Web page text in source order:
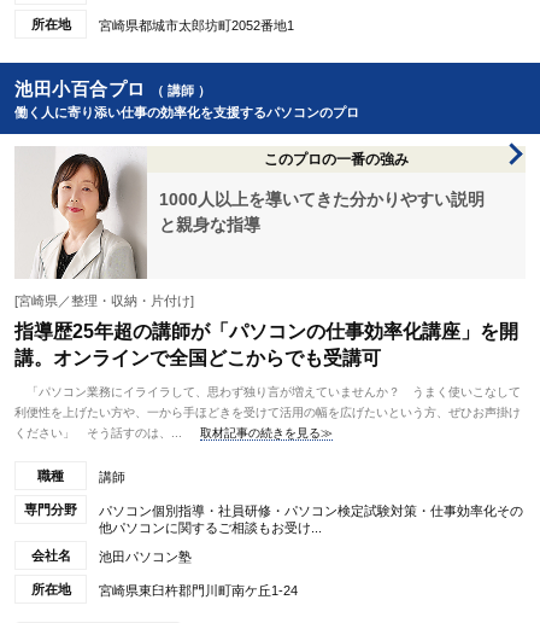
所在地 宮崎県都城市太郎坊町2052番地1
池田小百合プロ
（ 講師 ）
働く人に寄り添い仕事の効率化を支援するパソコンのプロ
このプロの一番の強み
1000人以上を導いてきた分かりやすい説明
と親身な指導
[宮崎県／整理・収納・片付け]
指導歴25年超の講師が「パソコンの仕事効率化講座」を開
講。オンラインで全国どこからでも受講可
「パソコン業務にイライラして、思わず独り言が増えていませんか？ うまく使いこなして
利便性を上げたい方や、一から手ほどきを受けて活用の幅を広げたいという方、ぜひお声掛け
ください」 そう話すのは、...
取材記事の続きを見る≫
職種 講師
専門分野
パソコン個別指導・社員研修・パソコン検定試験対策・仕事効率化その
他パソコンに関するご相談もお受け...
会社名
池田パソコン塾
所在地 宮崎県東臼杵郡門川町南ケ丘1-24